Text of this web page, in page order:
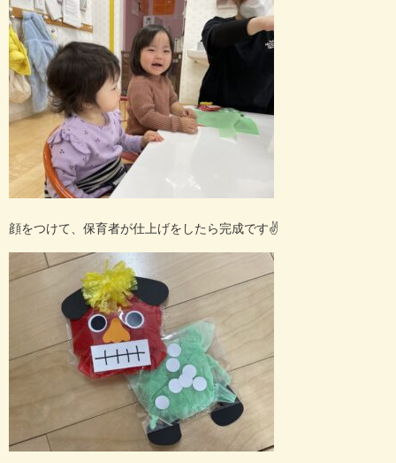
顔をつけて、保育者が仕上げをしたら完成です✌️